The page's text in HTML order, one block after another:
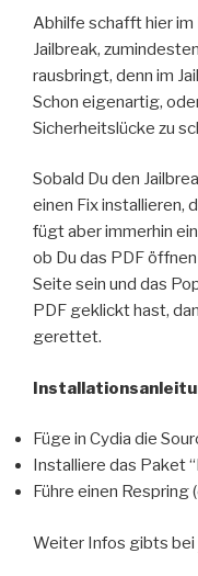
Abhilfe schafft hier
Jailbreak,
rausbringt, denn im
Schon eigenartig,
Sicherheitslücke zu
Sobald Du den
einen Fix installieren,
fügt aber immerhin
ob Du das PDF
Seite sein und das
PDF geklickt hast,
gerettet.
Füge in Cydia die
Installiere das Paket
Führe einen Respring
Weiter Infos gibts bei